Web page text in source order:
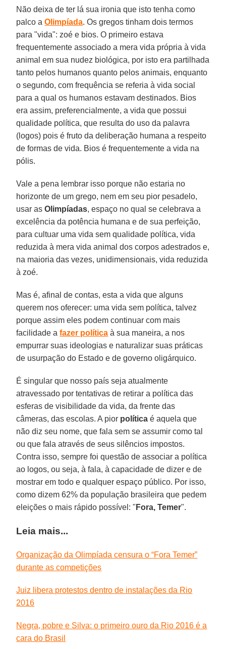
Não deixa de ter lá sua ironia que isto tenha como
palco aOlimpíada. Os gregos tinham dois termos
para "vida": zoé e bios. O primeiro estava
frequentemente associado a mera vida própria à vida
animal em sua nudez biológica, por isto era partilhada
tanto pelos humanos quanto pelos animais, enquanto
o segundo, com frequência se referia à vida social
para a qual os humanos estavam destinados. Bios
era assim, preferencialmente, a vida que possui
qualidade política, que resulta do uso da palavra
(logos) pois é fruto da deliberação humana a respeito
de formas de vida. Bios é frequentemente a vida na
pólis.
Vale a pena lembrar isso porque não estaria no
horizonte de um grego, nem em seu pior pesadelo,
usar asOlimpíadas, espaço no qual se celebrava a
excelência da potência humana e de sua perfeição,
para cultuar uma vida sem qualidade política, vida
reduzida à mera vida animal dos corpos adestrados e,
na maioria das vezes, unidimensionais, vida reduzida
à zoé.
Mas é, afinal de contas, esta a vida que alguns
querem nos oferecer: uma vida sem política, talvez
porque assim eles podem continuar com mais
facilidade afazer política à sua maneira, a nos
empurrar suas ideologias e naturalizar suas práticas
de usurpação do Estado e de governo oligárquico.
É singular que nosso país seja atualmente
atravessado por tentativas de retirar a política das
esferas de visibilidade da vida, da frente das
câmeras, das escolas. A pior política é aquela que
não diz seu nome, que fala sem se assumir como tal
ou que fala através de seus silêncios impostos.
Contra isso, sempre foi questão de associar a política
ao logos, ou seja, à fala, à capacidade de dizer e de
mostrar em todo e qualquer espaço público. Por isso,
como dizem 62% da população brasileira que pedem
eleições o mais rápido possível: " Fora, Temer".
Leia mais...
Organização da Olimpíada censura o “Fora Temer”
durante as competições
Juiz libera protestos dentro de instalações da Rio
2016
Negra, pobre e Silva: o primeiro ouro da Rio 2016 é a
cara do Brasil